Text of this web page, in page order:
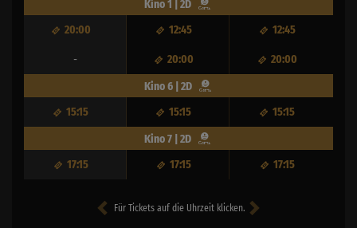
20:00 12:45 12:45
- 20:00 20:00
15:15 15:15 15:15
17:15 17:15 17:15
Kino 1 | 2D
Kino 6 | 2D
Kino 7 | 2D
Für Tickets auf die Uhrzeit klicken.